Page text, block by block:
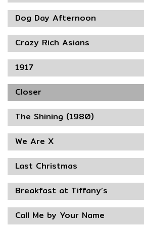
Dog Day Afternoon
Crazy Rich Asians
1917
Closer
The Shining (1980)
We Are X
Last Christmas
Breakfast at Tiffany’s
Call Me by Your Name